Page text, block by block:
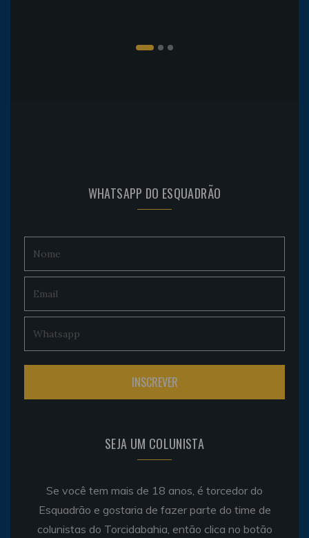
WHATSAPP DO ESQUADRÃO
SEJA UM COLUNISTA
Se você tem mais de 18 anos, é torcedor do
Esquadrão e gostaria de fazer parte do time de
colunistas do Torcidabahia, então clica no botão